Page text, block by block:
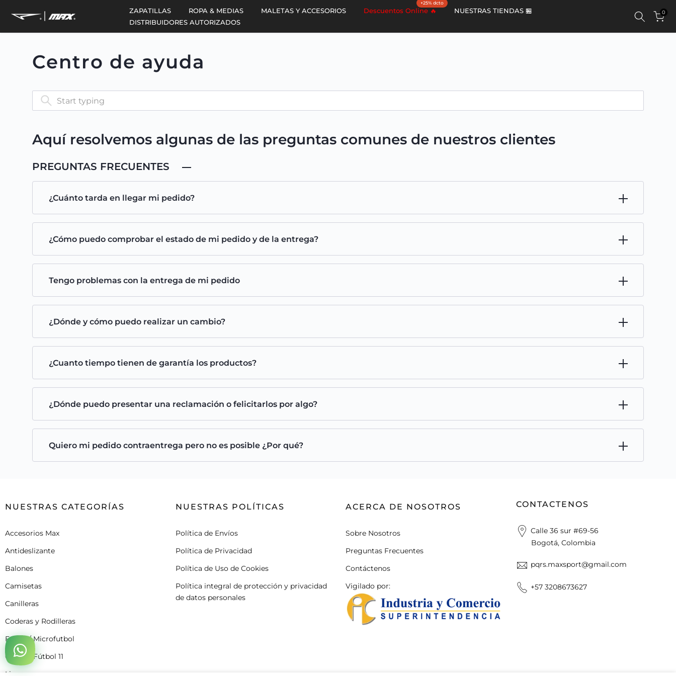
contenido
ZAPATILLAS ROPA & MEDIAS MALETAS Y ACCESORIOS Descuentos Online 🔥
+25% dcto
NUESTRAS TIENDAS 🏪
DISTRIBUIDORES AUTORIZADOS
0
Centro de ayuda
Aquí resolvemos algunas de las preguntas comunes de nuestros clientes
PREGUNTAS FRECUENTES
¿Cuánto tarda en llegar mi pedido?
¿Cómo puedo comprobar el estado de mi pedido y de la entrega?
Tengo problemas con la entrega de mi pedido
¿Dónde y cómo puedo realizar un cambio?
¿Cuanto tiempo tienen de garantía los productos?
¿Dónde puedo presentar una reclamación o felicitarlos por algo?
Quiero mi pedido contraentrega pero no es posible ¿Por qué?
NUESTRAS CATEGORÍAS
Accesorios Max
Antideslizante
Balones
Camisetas
Canilleras
Coderas y Rodilleras
Futsal / Microfutbol
Guayos Fútbol 11
Licras
NUESTRAS POLÍTICAS
Política de Envíos
Política de Privacidad
Política de Uso de Cookies
Política integral de protección y privacidad
de datos personales
ACERCA DE NOSOTROS
Sobre Nosotros
Preguntas Frecuentes
Contáctenos
Vigilado por:
CONTACTENOS
Calle 36 sur #69-56
Bogotá, Colombia
pqrs.maxsport@gmail.com
+57 3208673627